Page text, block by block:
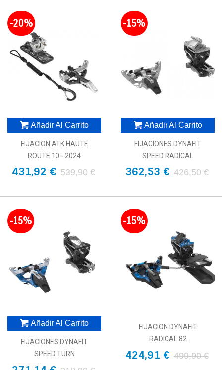
-20%
Añadir Al Carrito
FIJACION ATK HAUTE
ROUTE 10 - 2024
431,92 € 539,90 €
-15%
Añadir Al Carrito
FIJACIONES DYNAFIT
SPEED RADICAL
362,53 € 426,50 €
-15%
Añadir Al Carrito
FIJACIONES DYNAFIT
SPEED TURN
-15%
FIJACION DYNAFIT
RADICAL 82
424,91 € 499,90 €